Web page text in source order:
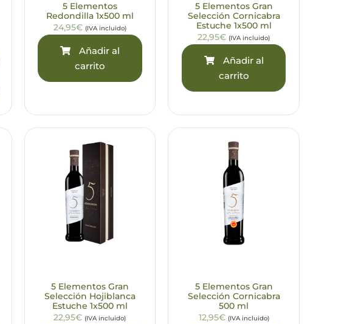
5 Elementos
Redondilla 1x500 ml
24,95€ (IVA incluido)
Añadir al
carrito
5 Elementos Gran
Selección Cornicabra
Estuche 1x500 ml
22,95€ (IVA incluido)
Añadir al
carrito
5 Elementos Gran
Selección Hojiblanca
Estuche 1x500 ml
22,95€ (IVA incluido)
5 Elementos Gran
Selección Cornicabra
500 ml
12,95€ (IVA incluido)